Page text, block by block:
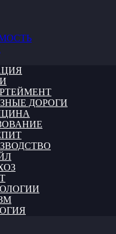
ДОРОГИ